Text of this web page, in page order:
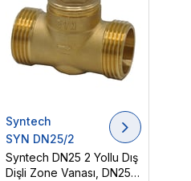
Syntech
SYN DN25/2
Syntech DN25 2 Yollu Dış
Dişli Zone Vanası, DN25